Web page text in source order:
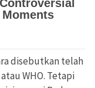
disebutkan telah
WHO. Tetapi